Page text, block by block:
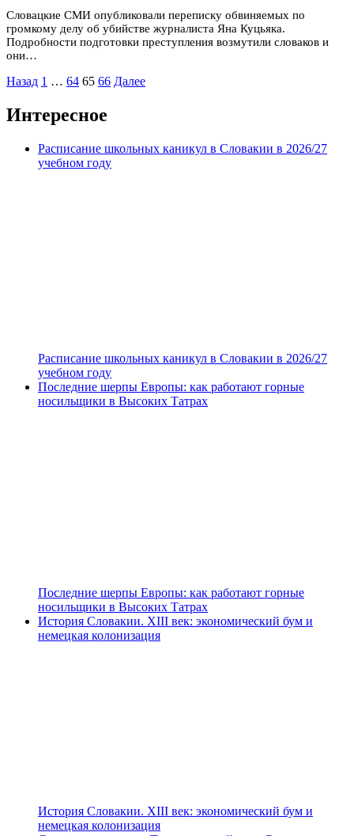
Словацкие СМИ опубликовали переписку обвиняемых по
громкому делу об убийстве журналиста Яна Куцьяка.
Подробности подготовки преступления возмутили словаков и
они…
Пагинация
записей
Назад 1 … 64 65 66 Далее
Интересное
Расписание школьных каникул в Словакии в 2026/27
учебном году
Расписание школьных каникул в Словакии в 2026/27
учебном году
Последние шерпы Европы: как работают горные
носильщики в Высоких Татрах
Последние шерпы Европы: как работают горные
носильщики в Высоких Татрах
История Словакии. XIII век: экономический бум и
немецкая колонизация
История Словакии. XIII век: экономический бум и
немецкая колонизация